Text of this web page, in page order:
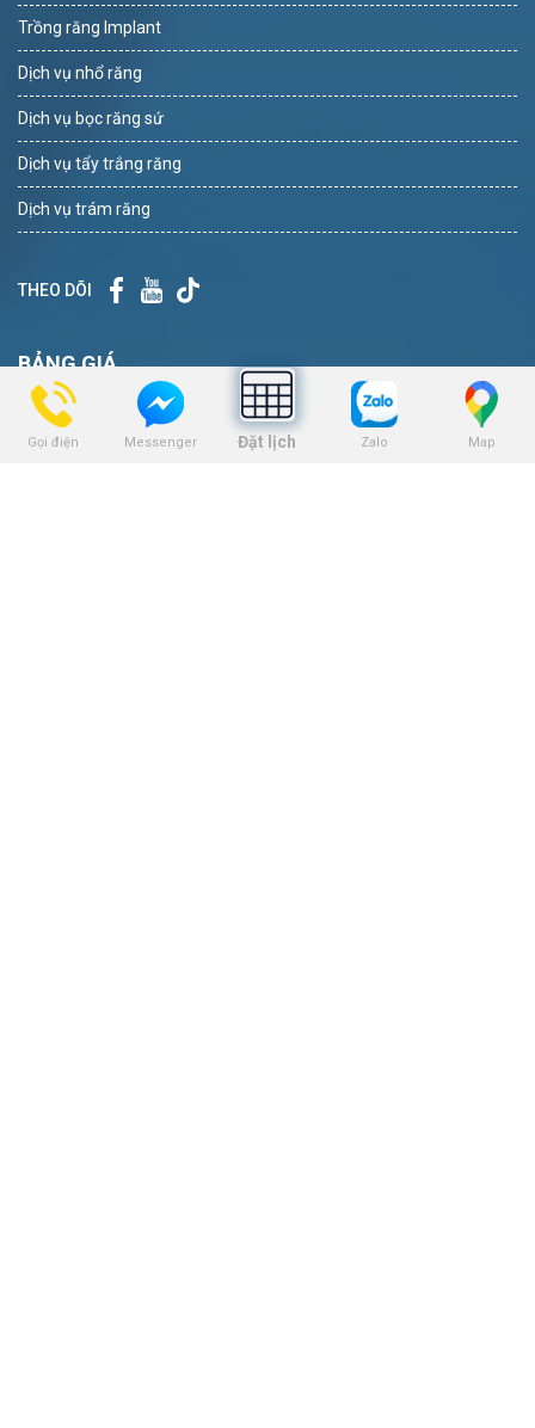
Gọi điện Messenger Đặt lịch Zalo Map
Trồng răng Implant
Dịch vụ nhổ răng
Dịch vụ bọc răng sứ
Dịch vụ tẩy trắng răng
Dịch vụ trám răng
THEO DÕI
BẢNG GIÁ
Bảng giá niềng răng